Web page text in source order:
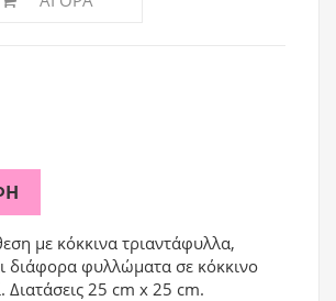
με κόκκινα τριαντάφυλλα,
διάφορα φυλλώματα σε κόκκινο
Διατάσεις 25 cm x 25 cm.